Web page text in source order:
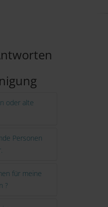
oder alte
Personen
für meine
?